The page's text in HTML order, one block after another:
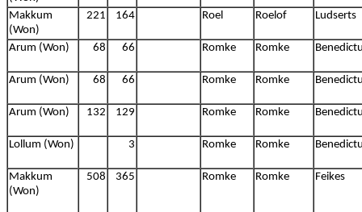
Makkum
(Won)
221 164 Roel Roelof Ludserts
Arum (Won) 68 66 Romke Romke
Arum (Won) 68 66 Romke Romke
Arum (Won) 132 129 Romke Romke
Lollum (Won) 3 Romke Romke
Makkum
(Won)
508 365 Romke Romke Feikes